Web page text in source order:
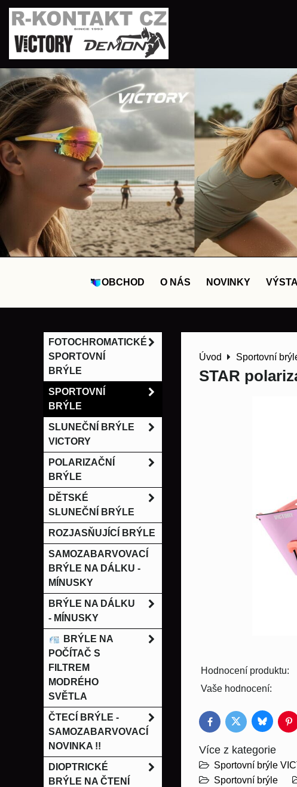
OBCHOD O NÁS NOVINKY
Úvod Sportovní
STAR
Hodnocení produktu:
Vaše hodnocení:
FacebookTwitter Bluesky
Více z kategorie
Sportovní brýle
Sportovní brýle
FOTOCHROMATICKÉ
SPORTOVNÍ
BRÝLE
SPORTOVNÍ
BRÝLE
SLUNEČNÍ BRÝLE
VICTORY
POLARIZAČNÍ
BRÝLE
DĚTSKÉ
SLUNEČNÍ BRÝLE
ROZJASŇUJÍCÍ BRÝLE
SAMOZABARVOVACÍ
BRÝLE NA DÁLKU -
MÍNUSKY
BRÝLE NA DÁLKU
- MÍNUSKY
BRÝLE NA
POČÍTAČ S
FILTREM
MODRÉHO
SVĚTLA
ČTECÍ BRÝLE -
SAMOZABARVOVACÍ
NOVINKA !!
DIOPTRICKÉ
BRÝLE NA ČTENÍ